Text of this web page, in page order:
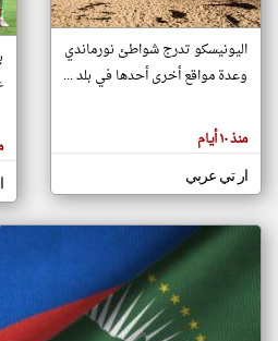
اخبار
أهم
هنا عن
وجهة
كاتبيها.
اليونيسكو تدرج شواطئ نورماندي
وعدة مواقع أخرى أحدها في بلد ...
منذ ١٠ أيام
ار تي عربي